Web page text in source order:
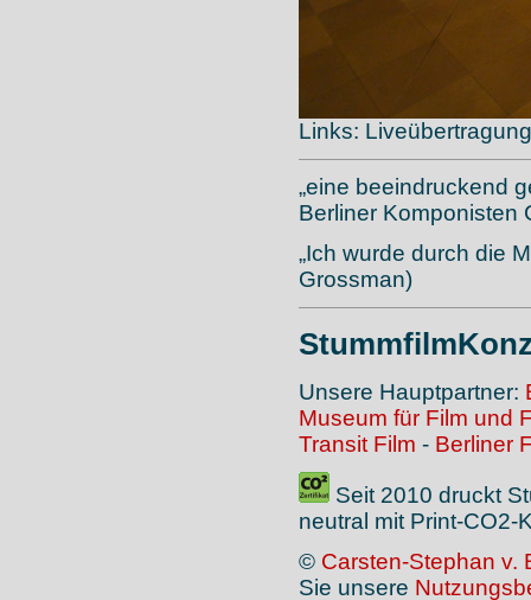
Links:
„eine beeindruckend
Berliner Komponisten
„Ich wurde durch die
Grossman)
Unsere Hauptpartner:
Museum für Film und
Transit Film - Berliner
Seit 2010 druckt
neutral mit Print-CO2-
© Carsten-Stephan v.
Sie unsere